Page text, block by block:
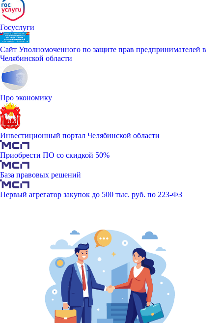
Госуслуги
Сайт Уполномоченного по защите прав предпринимателей в
Челябинской области
Про экономику
Инвестиционный портал Челябинской области
Приобрести ПО со скидкой 50%
База правовых решений
Первый агрегатор закупок до 500 тыс. руб. по 223-ФЗ